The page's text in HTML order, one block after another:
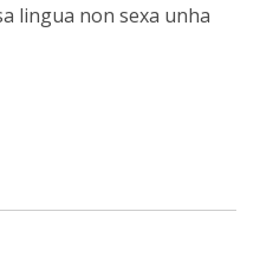
lingua non sexa unha